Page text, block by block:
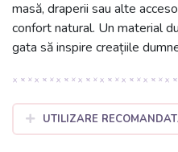
masă, draperii sau alte
confort natural. Un material
gata să inspire creațiile
UTILIZARE